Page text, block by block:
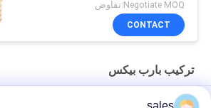
Negotiate MOQ:تفاوض
CONTACT
تركيب بارب بيكس
sales